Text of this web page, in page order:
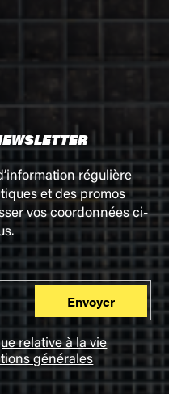
régulière
et des promos
vos coordonnées ci-
relative à la vie
générales